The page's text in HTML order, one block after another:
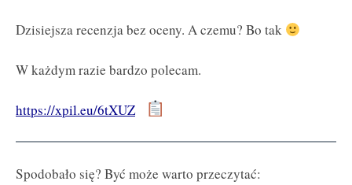
Dzisiejsza recenzja bez oceny. A czemu? Bo tak
W każdym razie bardzo polecam.
https://xpil.eu/6tXUZ
Spodobało się? Być może warto przeczytać: